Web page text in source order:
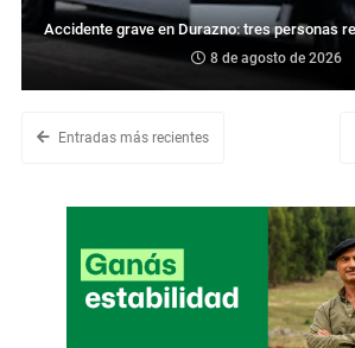
Accidente grave en Durazno: tres personas
8 de agosto de 2026
Entradas más recientes